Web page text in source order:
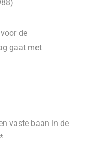
de
gaat met
vaste baan in de